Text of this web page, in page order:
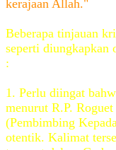
kerajaan Allah."
Beberapa tinjauan
seperti diungkapkan
:
1. Perlu diingat
menurut R.P.
(Pembimbing
otentik. Kalimat